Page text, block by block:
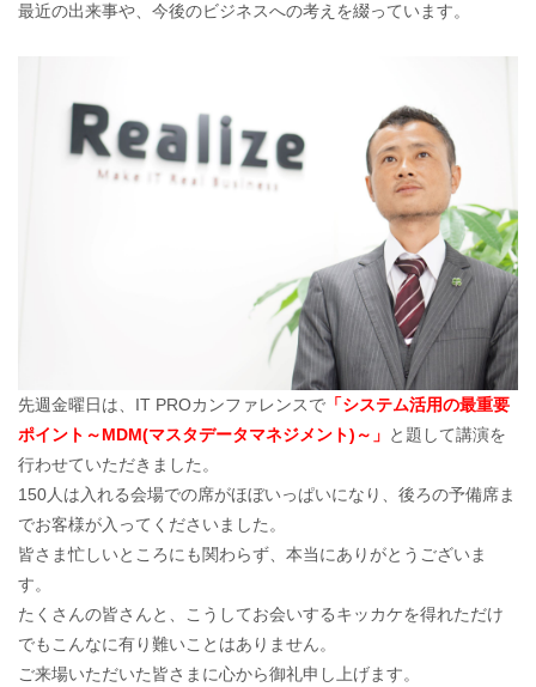
最近の出来事や、今後のビジネスへの考えを綴っています。
先週金曜日は、IT PROカンファレンスで 「システム活用の最重要
ポイント～MDM(マスタデータマネジメント)～」 と題して講演を
行わせていただきました。
150人は入れる会場での席がほぼいっぱいになり、後ろの予備席ま
でお客様が入ってくださいました。
皆さま忙しいところにも関わらず、本当にありがとうございま
す。
たくさんの皆さんと、こうしてお会いするキッカケを得れただけ
でもこんなに有り難いことはありません。
ご来場いただいた皆さまに心から御礼申し上げます。